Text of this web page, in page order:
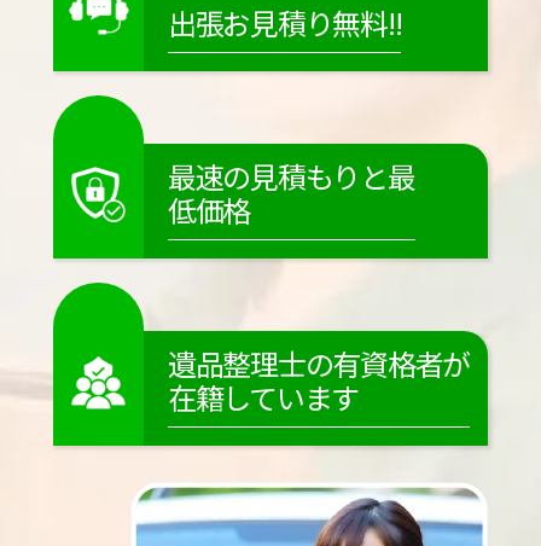
出張お見積り無料!!
最速の見積もりと最
低価格
遺品整理士の有資格者が
在籍しています